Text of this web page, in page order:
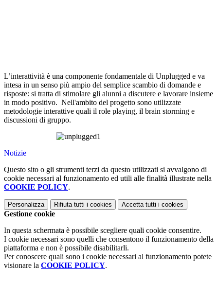
L’interattività è una componente fondamentale di Unplugged e va
intesa in un senso più ampio del semplice scambio di domande e
risposte: si tratta di stimolare gli alunni a discutere e lavorare insieme
in modo positivo. Nell'ambito del progetto sono utilizzate
metodologie interattive quali il role playing, il brain storming e
discussioni di gruppo.
Notizie
Questo sito o gli strumenti terzi da questo utilizzati si avvalgono di
cookie necessari al funzionamento ed utili alle finalità illustrate nella
COOKIE POLICY.
Personalizza Rifiuta tutti i cookies Accetta tutti i cookies
Gestione cookie
In questa schermata è possibile scegliere quali cookie consentire.
I cookie necessari sono quelli che consentono il funzionamento della
piattaforma e non è possibile disabilitarli.
Per conoscere quali sono i cookie necessari al funzionamento potete
visionare la COOKIE POLICY.